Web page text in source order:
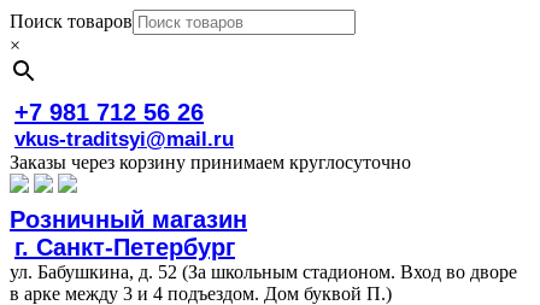
Поиск товаров
×
+7 981 712 56 26
vkus-traditsyi@mail.ru
Заказы через корзину принимаем круглосуточно
Розничный магазин
г. Санкт-Петербург
ул. Бабушкина, д. 52 (За школьным стадионом. Вход во дворе
в арке между 3 и 4 подъездом. Дом буквой П.)